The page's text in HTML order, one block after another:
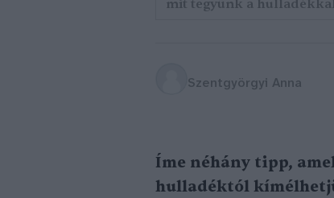
mit tegyünk a
Szentgyörgyi Anna
Íme néhány tipp,
hulladéktól